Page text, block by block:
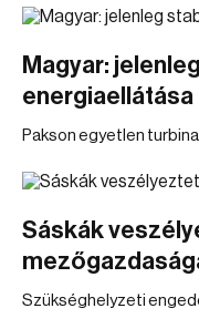
Magyar:
energiaellátása
Pakson egyetlen
Sáskák
Szükséghelyzeti